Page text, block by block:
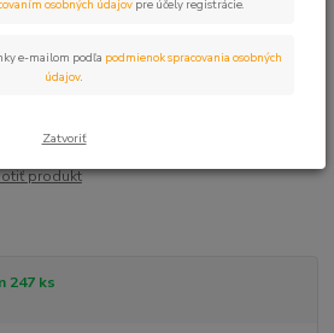
produkt
247 ks
osobných údajov pre účely registrácie.
e-mailom podľa podmienok spracovania osobných
údajov
Zatvoriť